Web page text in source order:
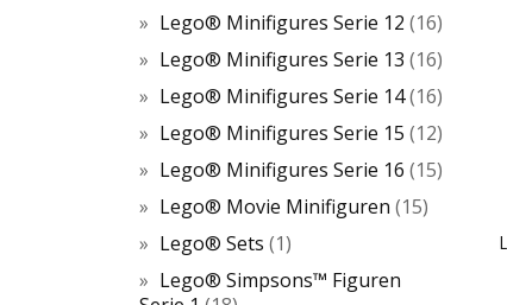
Lego® Minifigures Serie 12 16
Lego® Minifigures Serie 13 16
Lego® Minifigures Serie 14 16
Lego® Minifigures Serie 15 12
Lego® Minifigures Serie 16 15
Lego® Movie Minifiguren 15
Lego® Sets 1
Lego® Simpsons™ Figuren